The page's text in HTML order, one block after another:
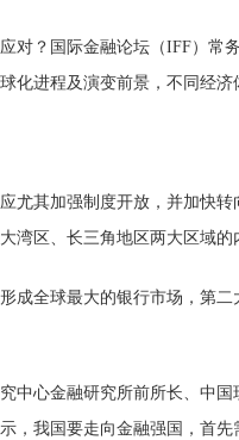
对？国际金融论坛（IFF）常
化进程及演变前景，不同经
尤其加强制度开放，并加快
湾区、长三角地区两大区域
成全球最大的银行市场，第二
中心金融研究所前所长、 中国
，我国要走向金融强国，首先